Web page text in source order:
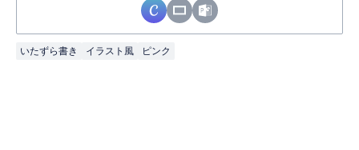
いたずら書き イラスト風 ピンク